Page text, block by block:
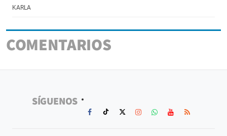
KARLA
COMENTARIOS
SÍGUENOS